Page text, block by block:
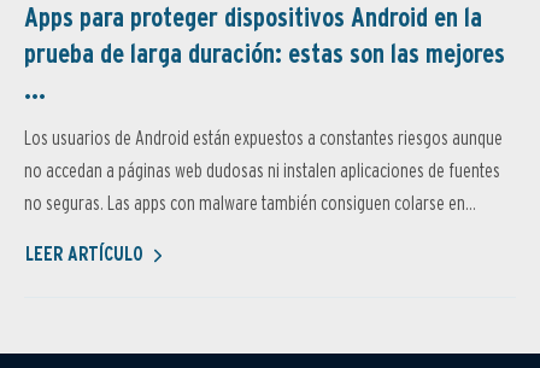
Apps para proteger dispositivos Android en la
prueba de larga duración: estas son las mejores
...
Los usuarios de Android están expuestos a constantes riesgos aunque
no accedan a páginas web dudosas ni instalen aplicaciones de fuentes
no seguras. Las apps con malware también consiguen colarse en...
LEER ARTÍCULO